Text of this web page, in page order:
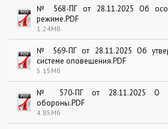
№ 568-ПГ от 28.11.2025 Об
режиме.PDF
1.24Мб
№ 569-ПГ от 28.11.2025 Об
системе оповещения.PDF
5.15Мб
№ 570-ПГ от 28.11.2025 О
обороны.PDF
4.85Мб